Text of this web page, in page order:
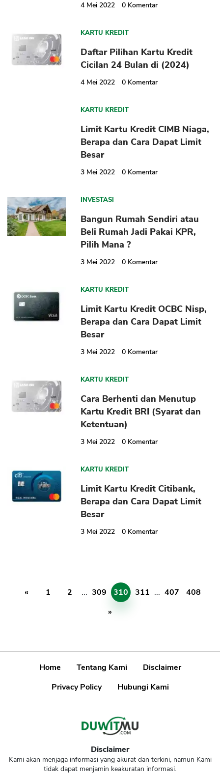
4 Mei 2022 0 Komentar
KARTU KREDIT
Daftar Pilihan Kartu Kredit
Cicilan 24 Bulan di (2024)
4 Mei 2022 0 Komentar
KARTU KREDIT
Limit Kartu Kredit CIMB Niaga,
Berapa dan Cara Dapat Limit
Besar
3 Mei 2022 0 Komentar
INVESTASI
Bangun Rumah Sendiri atau
Beli Rumah Jadi Pakai KPR,
Pilih Mana ?
3 Mei 2022 0 Komentar
KARTU KREDIT
Limit Kartu Kredit OCBC Nisp,
Berapa dan Cara Dapat Limit
Besar
3 Mei 2022 0 Komentar
KARTU KREDIT
Cara Berhenti dan Menutup
Kartu Kredit BRI (Syarat dan
Ketentuan)
3 Mei 2022 0 Komentar
KARTU KREDIT
Limit Kartu Kredit Citibank,
Berapa dan Cara Dapat Limit
Besar
3 Mei 2022 0 Komentar
« 1 2 ... 309 310 311 ... 407
408
»
Home Tentang Kami
Disclaimer
Privacy Policy
Hubungi Kami
Disclaimer
Kami akan menjaga informasi yang akurat dan terkini, namun Kami
tidak dapat menjamin keakuratan informasi.